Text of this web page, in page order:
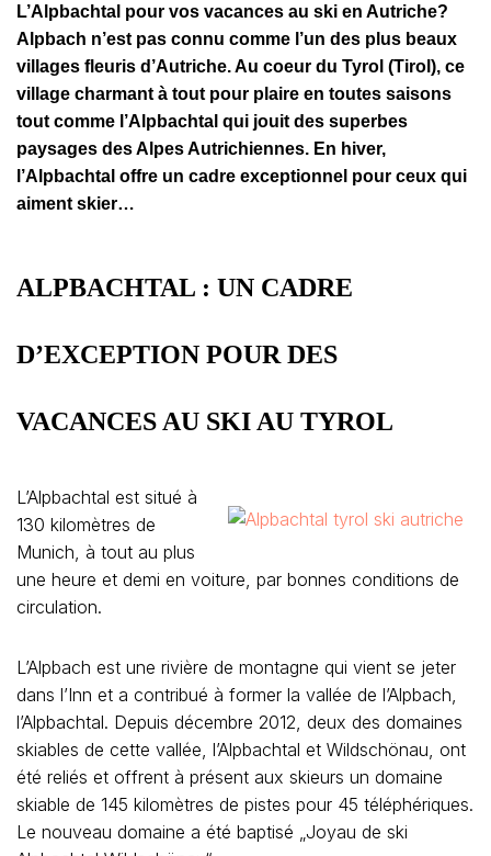
L’Alpbachtal pour vos vacances au ski en Autriche?
Alpbach n’est pas connu comme l’un des plus beaux
villages fleuris d’Autriche. Au coeur du Tyrol (Tirol), ce
village charmant à tout pour plaire en toutes saisons
tout comme l’Alpbachtal qui jouit des superbes
paysages des Alpes Autrichiennes. En hiver,
l’Alpbachtal offre un cadre exceptionnel pour ceux qui
aiment skier…
ALPBACHTAL : UN CADRE
D’EXCEPTION POUR DES
VACANCES AU SKI AU TYROL
L’Alpbachtal est situé à
130 kilomètres de
Munich, à tout au plus
une heure et demi en voiture, par bonnes conditions de
circulation.
L’Alpbach est une rivière de montagne qui vient se jeter
dans l’Inn et a contribué à former la vallée de l’Alpbach,
l’Alpbachtal. Depuis décembre 2012, deux des domaines
skiables de cette vallée, l’Alpbachtal et Wildschönau, ont
été reliés et offrent à présent aux skieurs un domaine
skiable de 145 kilomètres de pistes pour 45 téléphériques.
Le nouveau domaine a été baptisé „Joyau de ski